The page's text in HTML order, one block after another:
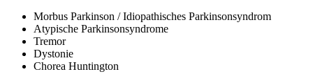
Morbus Parkinson / Idiopathisches Parkinsonsyndrom
Atypische Parkinsonsyndrome
Tremor
Dystonie
Chorea Huntington